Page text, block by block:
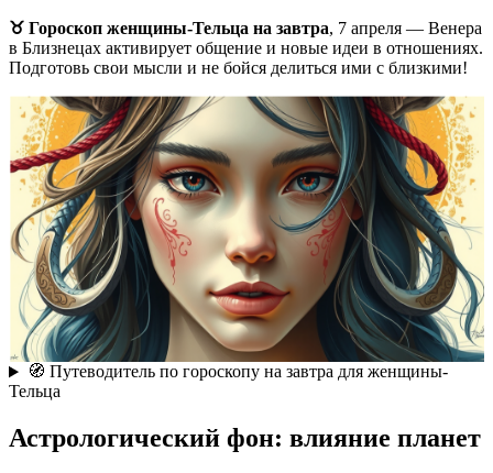
♉ Гороскоп женщины-Тельца на завтра, 7 апреля — Венера
в Близнецах активирует общение и новые идеи в отношениях.
Подготовь свои мысли и не бойся делиться ими с близкими!
🧭 Путеводитель по гороскопу на завтра для женщины-
Тельца
Астрологический фон: влияние планет